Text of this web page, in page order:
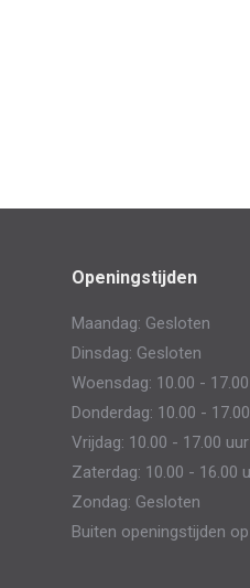
Openingstijden
Maandag: Gesloten
Dinsdag: Gesloten
Woensdag: 10.00 -
Donderdag: 10.00 -
Vrijdag: 10.00 - 17.00 uur
Zaterdag: 10.00 - 16.00
Zondag: Gesloten
Buiten openingstijden